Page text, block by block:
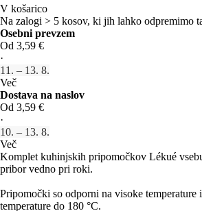
V košarico
Na zalogi > 5 kosov, ki jih lahko odpremimo
Osebni prevzem
Od 3,59 €
·
11. – 13. 8.
Več
Dostava na naslov
Od 3,59 €
·
10. – 13. 8.
Več
Komplet kuhinjskih pripomočkov Lékué
pribor vedno pri roki.
Pripomočki so odporni na visoke
temperature do 180 °C.